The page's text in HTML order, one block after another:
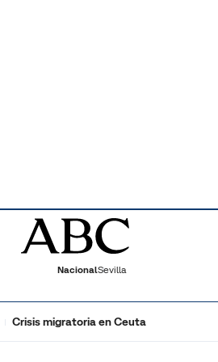
NacionalSevilla
Crisis migratoria en Ceuta